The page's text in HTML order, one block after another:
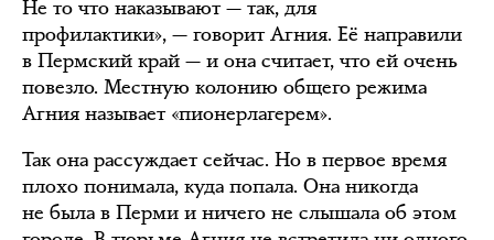
Не то что наказывают — так, для
профилактики», — говорит Агния. Её направили
в Пермский край — и она считает, что ей очень
повезло. Местную колонию общего режима
Агния называет «пионерлагерем».
Так она рассуждает сейчас. Но в первое время
плохо понимала, куда попала. Она никогда
не была в Перми и ничего не слышала об этом